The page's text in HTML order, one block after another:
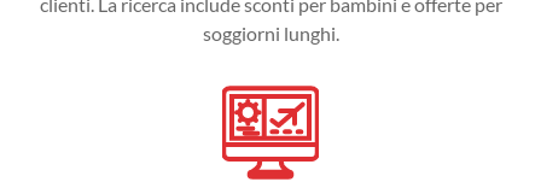
soggiorni lunghi.